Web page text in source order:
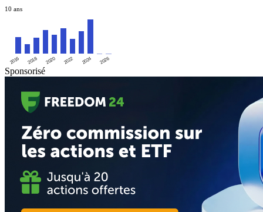
10 ans
2016 2018 2020 2022 2024 2026
Sponsorisé